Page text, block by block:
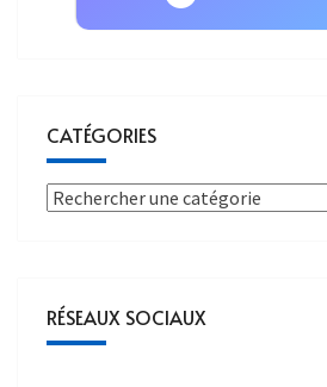
CATÉGORIES
RÉSEAUX SOCIAUX